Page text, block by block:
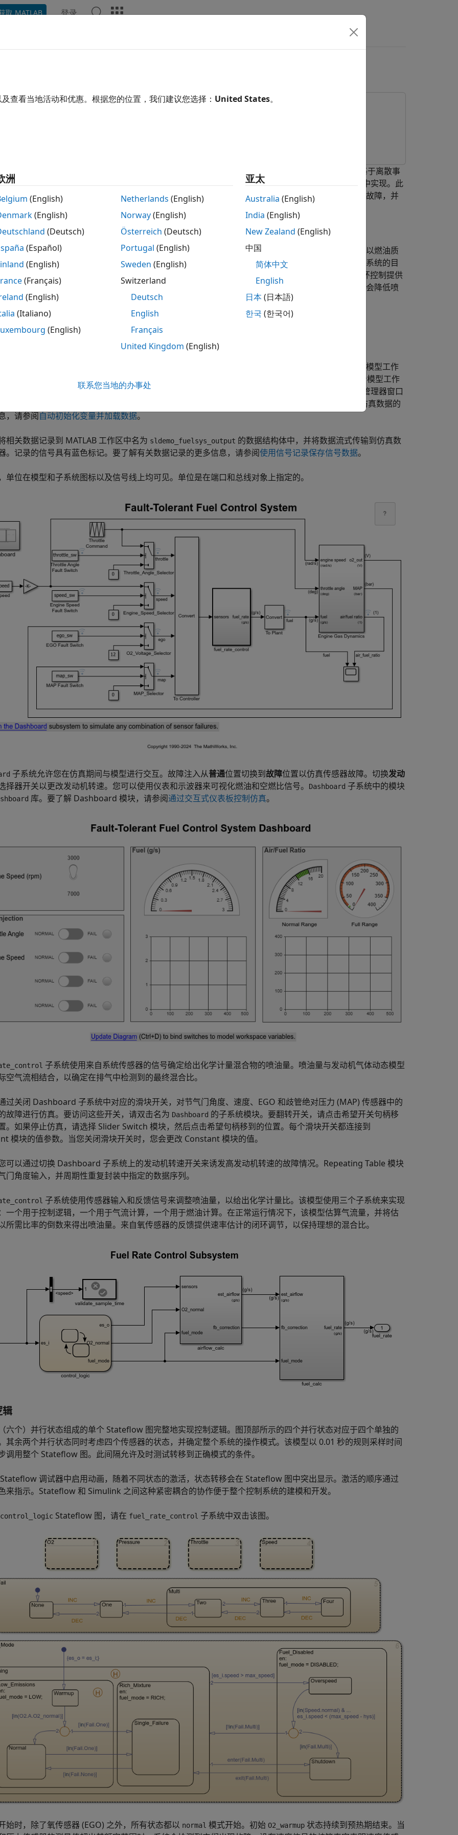
取 MATLAB 登录
明如何结合使用 Stateflow® 和 Simulink® 的功能来进行混合系统建模。这种类型的建模对于具有基于离散事
可能运行模式的系统特别有用。传统的信号流在 Simulink 中处理，而控制配置的更改在 Stateflow 中实现。此
述的模型表示一个汽油发动机的燃油控制系统。该系统具有稳健性，因为它可以检测到单个传感器的故障，并
分析
验关系构成此模型的节气门和进气歧管动态的基础。模型通过将空气质量流量（从进气歧管泵出）除以燃油质
在气门处喷射）来计算空燃比。化学计量的混合比提供动力、燃油经济性和排放之间的良好折衷。此系统的目
。通常，传感器确定废气 (EGO) 中存在的残余氧气量。此测量是混合比的良好指标，并为闭环控制提供
。如果传感器指示存在高氧气水平，控制律会增加喷油量。当传感器检测到浓燃油混合物时，控制器会降低喷
。要运行仿真，请在 Simulink 工具条中的仿真选项卡上点击
文件加载到模型工作区中。将初始条件加载到模型工作
仿真数据与在任何其他打开的模型中的数据隔离开来，并有助于避免 MATLAB® 工作区杂乱。要查看模型工作
，请在 Simulink 编辑器的建模选项卡上的
。在模型资源管理器窗口
。有关如何使用回调加载仿真数据的
，请参阅自动初始化变量并加载数据。
相关数据记录到 MATLAB 工作区中名为 sldemo_fuelsys_output 的数据结构体中，并将数据流式传输到仿真数
。记录的信号具有蓝色标记。要了解有关数据记录的更多信息，请参阅使用信号记录保存信号数据。
单位在模型和子系统图标以及信号线上均可见。单位是在端口和总线对象上指定的。
子系统允许您在仿真期间与模型进行交互。故障注入从普通位置切换到故障位置以仿真传感器故障。切换发动
择器开关以更改发动机转速。您可以使用仪表和示波器来可视化燃油和空燃比信号。
Dashboard 子系统中的模块
库。要了解 Dashboard 模块，请参阅通过交互式仪表板控制仿真。
子系统使用来自系统传感器的信号确定给出化学计量混合物的喷油量。喷油量与发动机气体动态模型
空气流相结合，以确定在排气中检测到的最终混合比。
过关闭 Dashboard 子系统中对应的滑块开关，对节气门角度、速度、EGO 和歧管绝对压力 (MAP) 传感器中的
故障进行仿真。要访问这些开关，请双击名为 Dashboard 的子系统模块。要翻转开关，请点击希望开关句柄移
。如果停止仿真，请选择 Slider Switch 模块，然后点击希望句柄移到的位置。每个滑块开关都连接到
模块的值参数。当您关闭滑块开关时，您会更改 Constant 模块的值。
可以通过切换 Dashboard 子系统上的发动机转速开关来诱发高发动机转速的故障情况。Repeating Table 模块
门角度输入，并周期性重复封装中指定的数据序列。
子系统使用传感器输入和反馈信号来调整喷油量，以给出化学计量比。该模型使用三个子系统来实现
一个用于控制逻辑，一个用于气流计算，一个用于燃油计算。在正常运行情况下，该模型估算气流量，并将估
所需比率的倒数来得出喷油量。来自氧传感器的反馈提供速率估计的闭环调节，以保持理想的混合比。
辑
六个）并行状态组成的单个 Stateflow 图完整地实现控制逻辑。图顶部所示的四个并行状态对应于四个单独的
其余两个并行状态同时考虑四个传感器的状态，并确定整个系统的操作模式。该模型以 0.01 秒的规则采样时间
调用整个 Stateflow 图。此间隔允许及时测试转移到正确模式的条件。
调试器中启用动画，随着不同状态的激活，状态转移会在 Stateflow 图中突出显示。激活的顺序通过
来指示。Stateflow 和 Simulink 之间这种紧密耦合的协作便于整个控制系统的建模和开发。
control_logic Stateflow 图，请在 fuel_rate_control 子系统中双击该图。
始时，除了氧传感器 (EGO) 之外，所有状态都以 normal 模式开始。初始 O2_warmup 状态持续到预热期结束。当
查看当地活动和优惠。根据您的位置，我们建议您选择： United States。
洲
(English)
(English)
(Deutsch)
(Español)
(English)
(Français)
(English)
(Italiano)
(English)
Netherlands (English)
Norway(English)
Österreich (Deutsch)
Portugal (English)
Sweden (English)
Switzerland
Deutsch
English
Français
United Kingdom (English)
亚太
Australia (English)
India (English)
New Zealand (English)
中国
简体中文
English
日本(日本語)
한국 (한국어)
联系您当地的办事处